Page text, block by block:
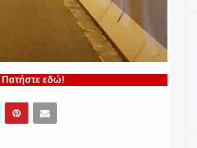
Πατήστε εδώ!